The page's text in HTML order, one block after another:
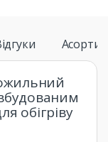
обігріву